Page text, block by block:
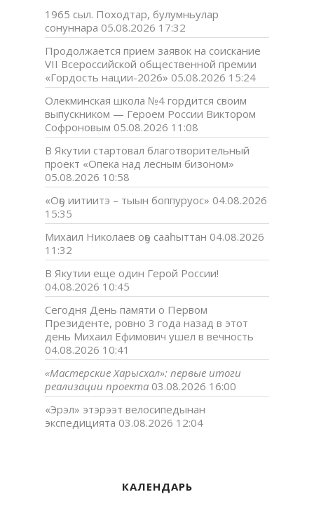
1965 сыл. Походтар, булумньулар
сонуннара 05.08.2026 17:32
Продолжается прием заявок на соискание
VII Всероссийской общественной премии
«Гордость нации-2026» 05.08.2026 15:24
Олекминская школа №4 гордится своим
выпускником — Героем России Виктором
Софроновым 05.08.2026 11:08
В Якутии стартовал благотворительный
проект «Опека над лесным бизоном»
05.08.2026 10:58
«Оҕо иитиитэ – тыын боппуруос» 04.08.2026
15:35
Михаил Николаев оҕо сааһыттан 04.08.2026
11:32
В Якутии еще один Герой России!
04.08.2026 10:45
Сегодня День памяти о Первом
Президенте, ровно 3 года назад в этот
день Михаил Ефимович ушел в вечность
04.08.2026 10:41
«Мастерские Харысхал»: первые итоги
реализации проекта 03.08.2026 16:00
«Эрэл» этэрээт велосипедынан
экспедицията 03.08.2026 12:04
КАЛЕНДАРЬ